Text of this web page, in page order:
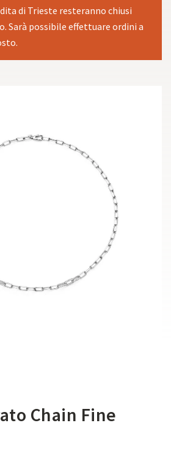
di Trieste resteranno chiusi
Sarà possibile effettuare ordini a
Chain Fine